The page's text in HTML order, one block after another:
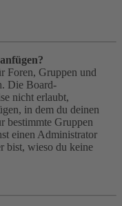
Foren, Gruppen und
Die Board-
nicht erlaubt,
in dem du deinen
bestimmte Gruppen
einen Administrator
bist, wieso du keine